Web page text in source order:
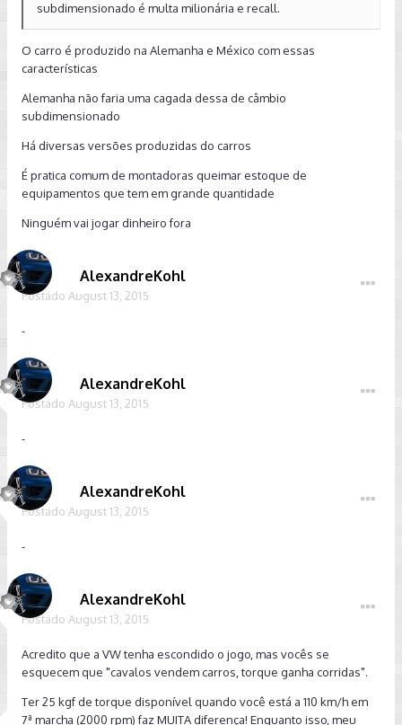
subdimensionado é multa milionária e recall.
O carro é produzido na Alemanha e México com essas
características
Alemanha não faria uma cagada dessa de câmbio
subdimensionado
Há diversas versões produzidas do carros
É pratica comum de montadoras queimar estoque de
equipamentos que tem em grande quantidade
Ninguém vai jogar dinheiro fora
AlexandreKohl
Postado August 13, 2015
-
AlexandreKohl
Postado August 13, 2015
-
AlexandreKohl
Postado August 13, 2015
-
AlexandreKohl
Postado August 13, 2015
Acredito que a VW tenha escondido o jogo, mas vocês se
esquecem que "cavalos vendem carros, torque ganha corridas".
Ter 25 kgf de torque disponível quando você está a 110 km/h em
7ª marcha (2000 rpm) faz MUITA diferença! Enquanto isso, meu